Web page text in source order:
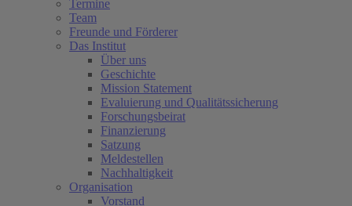
Termine
Team
Freunde und Förderer
Das Institut
Über uns
Geschichte
Mission Statement
Evaluierung und Qualitätssicherung
Forschungsbeirat
Finanzierung
Satzung
Meldestellen
Nachhaltigkeit
Organisation
Vorstand